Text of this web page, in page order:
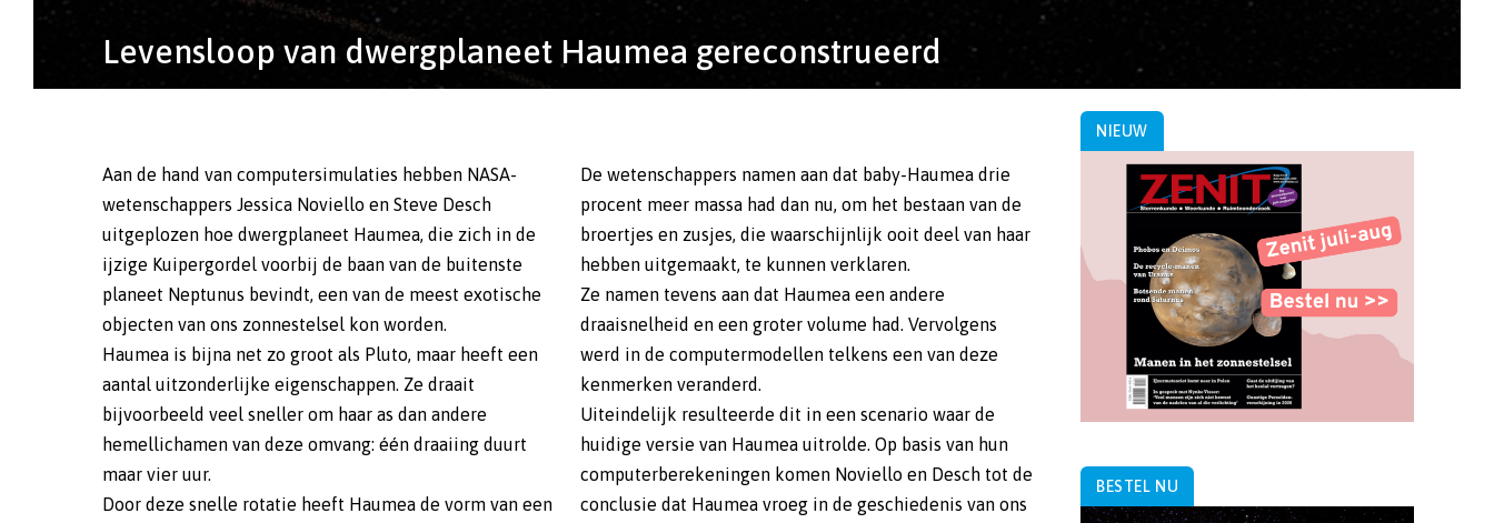
Levensloop van dwergplaneet Haumea gereconstrueerd
Aan de hand van computersimulaties hebben NASA-
wetenschappers Jessica Noviello en Steve Desch
uitgeplozen hoe dwergplaneet Haumea, die zich in de
ijzige Kuipergordel voorbij de baan van de buitenste
planeet Neptunus bevindt, een van de meest exotische
objecten van ons zonnestelsel kon worden.
Haumea is bijna net zo groot als Pluto, maar heeft een
aantal uitzonderlijke eigenschappen. Ze draait
bijvoorbeeld veel sneller om haar as dan andere
hemellichamen van deze omvang: één draaiing duurt
maar vier uur.
Door deze snelle rotatie heeft Haumea de vorm van een
De wetenschappers namen aan dat baby-Haumea drie
procent meer massa had dan nu, om het bestaan van de
broertjes en zusjes, die waarschijnlijk ooit deel van haar
hebben uitgemaakt, te kunnen verklaren.
Ze namen tevens aan dat Haumea een andere
draaisnelheid en een groter volume had. Vervolgens
werd in de computermodellen telkens een van deze
kenmerken veranderd.
Uiteindelijk resulteerde dit in een scenario waar de
huidige versie van Haumea uitrolde. Op basis van hun
computerberekeningen komen Noviello en Desch tot de
conclusie dat Haumea vroeg in de geschiedenis van ons
NIEUW
BESTEL NU